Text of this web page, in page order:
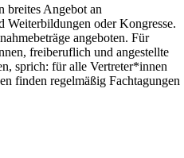
breites Angebot an
Weiterbildungen oder Kongresse.
angeboten. Für
freiberuflich und angestellte
sprich: für alle Vertreter*innen
finden regelmäßig Fachtagungen